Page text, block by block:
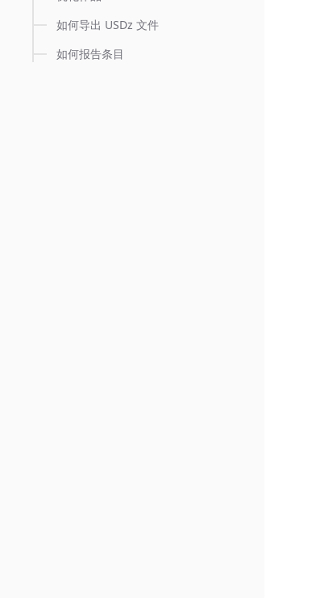
如何导出 USDz 文件
如何报告条目